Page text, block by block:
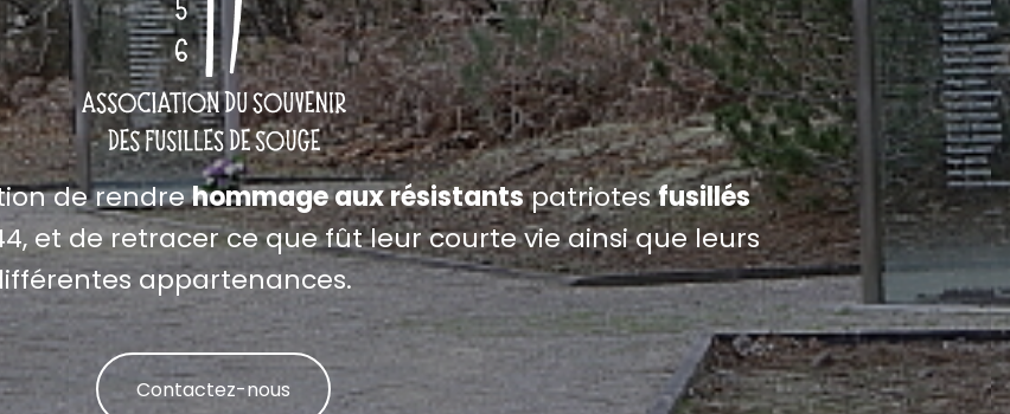
de rendrehommage aux résistantspatriotesfusillés
et de retracer ce que fût leur courte vie ainsi que leurs
appartenances.
Contactez-nous